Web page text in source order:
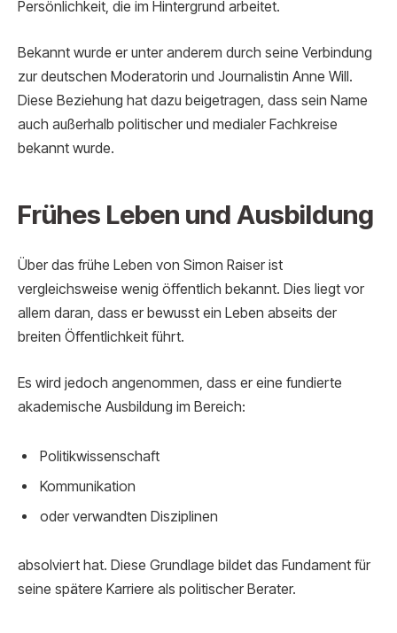
Persönlichkeit, die im Hintergrund arbeitet.
Bekannt wurde er unter anderem durch seine Verbindung
zur deutschen Moderatorin und Journalistin Anne Will.
Diese Beziehung hat dazu beigetragen, dass sein Name
auch außerhalb politischer und medialer Fachkreise
bekannt wurde.
Frühes Leben und Ausbildung
Über das frühe Leben von Simon Raiser ist
vergleichsweise wenig öffentlich bekannt. Dies liegt vor
allem daran, dass er bewusst ein Leben abseits der
breiten Öffentlichkeit führt.
Es wird jedoch angenommen, dass er eine fundierte
akademische Ausbildung im Bereich:
Politikwissenschaft
Kommunikation
oder verwandten Disziplinen
absolviert hat. Diese Grundlage bildet das Fundament für
seine spätere Karriere als politischer Berater.